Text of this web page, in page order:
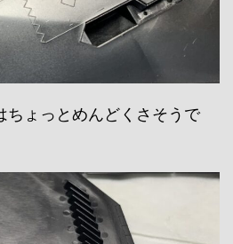
ちょっとめんどくさそうで